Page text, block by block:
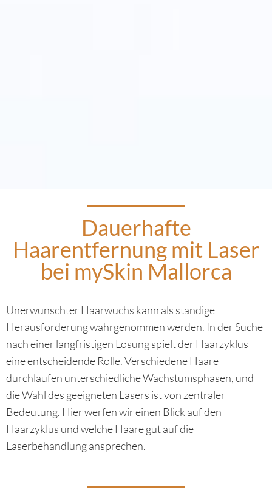
Dauerhafte
Haarentfernung mit Laser
bei mySkin Mallorca
Unerwünschter Haarwuchs kann als ständige
Herausforderung wahrgenommen werden. In der Suche
nach einer langfristigen Lösung spielt der Haarzyklus
eine entscheidende Rolle. Verschiedene Haare
durchlaufen unterschiedliche Wachstumsphasen, und
die Wahl des geeigneten Lasers ist von zentraler
Bedeutung. Hier werfen wir einen Blick auf den
Haarzyklus und welche Haare gut auf die
Laserbehandlung ansprechen.